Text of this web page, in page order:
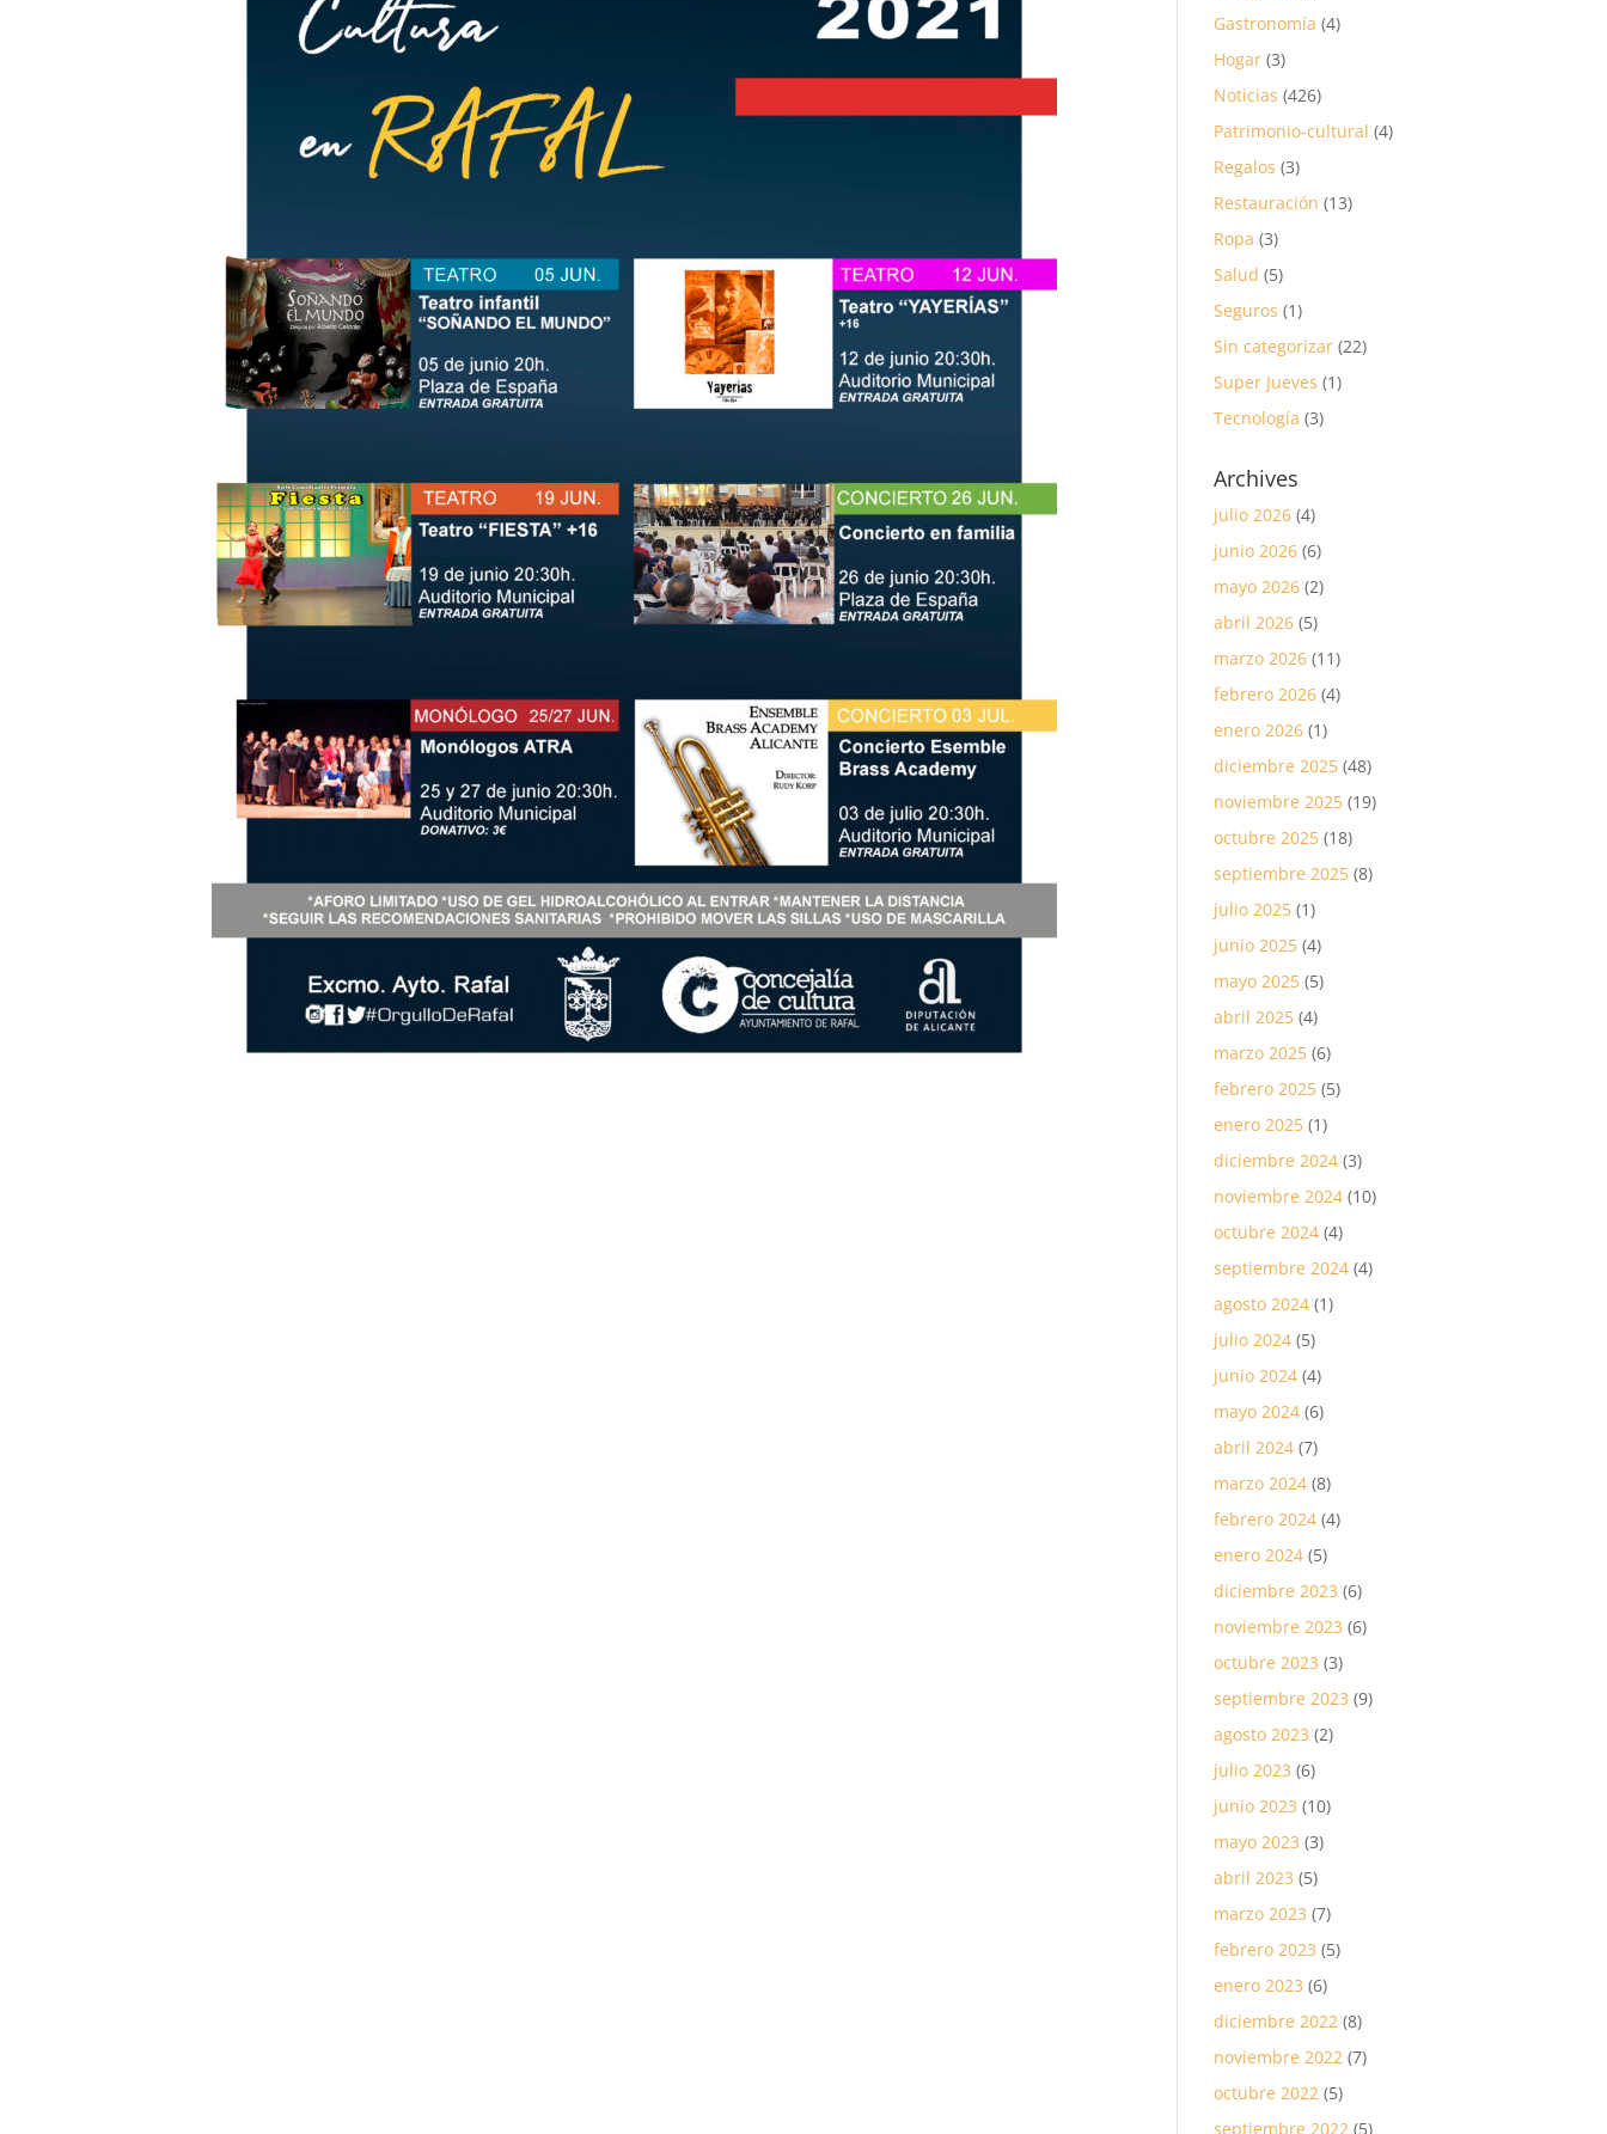
Gastronomía (4)
Hogar (3)
Noticias (426)
Patrimonio-cultural (4)
Regalos (3)
Restauración (13)
Ropa (3)
Salud (5)
Seguros (1)
Sin categorizar (22)
Super Jueves (1)
Tecnología (3)
Archives
julio 2026 (4)
junio 2026 (6)
mayo 2026 (2)
abril 2026 (5)
marzo 2026 (11)
febrero 2026 (4)
enero 2026 (1)
diciembre 2025 (48)
noviembre 2025 (19)
octubre 2025 (18)
septiembre 2025 (8)
julio 2025 (1)
junio 2025 (4)
mayo 2025 (5)
abril 2025 (4)
marzo 2025 (6)
febrero 2025 (5)
enero 2025 (1)
diciembre 2024 (3)
noviembre 2024 (10)
octubre 2024 (4)
septiembre 2024 (4)
agosto 2024 (1)
julio 2024 (5)
junio 2024 (4)
mayo 2024 (6)
abril 2024 (7)
marzo 2024 (8)
febrero 2024 (4)
enero 2024 (5)
diciembre 2023 (6)
noviembre 2023 (6)
octubre 2023 (3)
septiembre 2023 (9)
agosto 2023 (2)
julio 2023 (6)
junio 2023 (10)
mayo 2023 (3)
abril 2023 (5)
marzo 2023 (7)
febrero 2023 (5)
enero 2023 (6)
diciembre 2022 (8)
noviembre 2022 (7)
octubre 2022 (5)
septiembre 2022 (5)